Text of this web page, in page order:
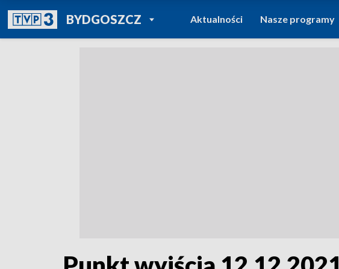
BYDGOSZCZPOWRÓT DO
TVP REGIONY
Aktualności Nasze programy